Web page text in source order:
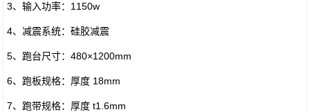
3、输入功率：1150w
4、减震系统：硅胶减震
5、跑台尺寸：480×1200mm
6、跑板规格：厚度 18mm
7、跑带规格：厚度 t1.6mm